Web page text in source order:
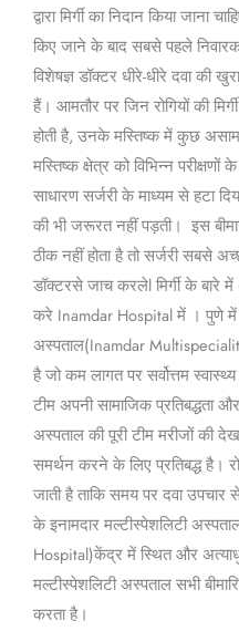
द्वारा मिर्गी का निदान किया जाना
किए जाने के बाद सबसे पहले
विशेषज्ञ डॉक्टर धीरे-धीरे दवा की
हैं। आमतौर पर जिन रोगियों की
होती है, उनके मस्तिष्क में कुछ
मस्तिष्क क्षेत्र को विभिन्न
साधारण सर्जरी के माध्यम से हटा
की भी जरूरत नहीं पड़ती। इस
ठीक नहीं होता है तो सर्जरी सबसे
डॉक्टरसे जाच करलेl मिर्गी के
करे Inamdar Hospital में । पुणे में
अस्पताल(Inamdar
है जो कम लागत पर सर्वोत्तम
टीम अपनी सामाजिक प्रतिबद्धता
अस्पताल की पूरी टीम मरीजों की
समर्थन करने के लिए प्रतिबद्ध है।
जाती है ताकि समय पर दवा
के इनामदार मल्टीस्पेशलिटी
Hospital)केंद्र में स्थित और
मल्टीस्पेशलिटी अस्पताल सभी
करता है।